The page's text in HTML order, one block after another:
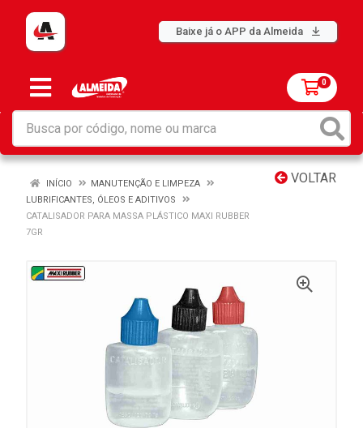
Baixe já o APP da Almeida
0
VOLTAR
INÍCIO
MANUTENÇÃO E LIMPEZA
LUBRIFICANTES, ÓLEOS E ADITIVOS
CATALISADOR PARA MASSA PLÁSTICO MAXI RUBBER
7GR